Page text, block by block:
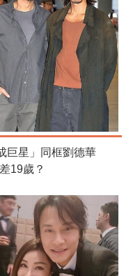
巨星」同框劉德華
19歲？